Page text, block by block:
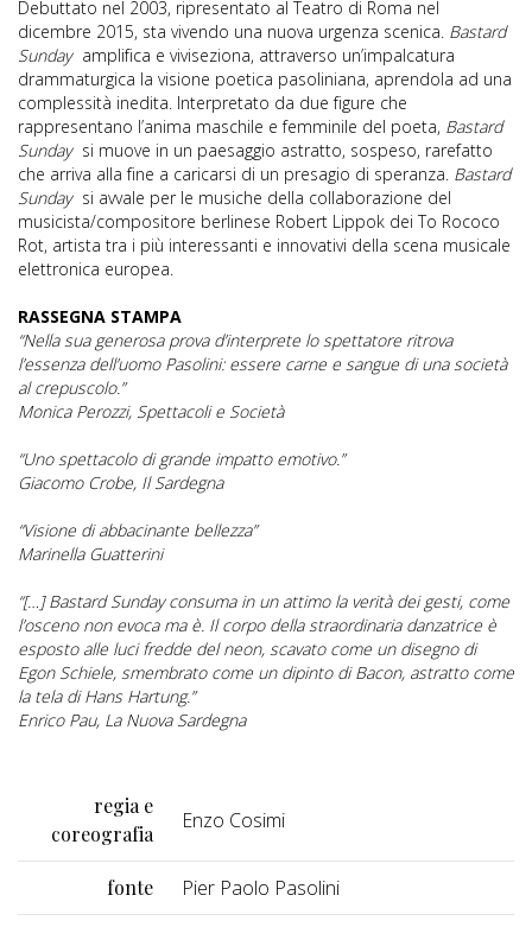
Debuttato nel 2003, ripresentato al Teatro di Roma nel
dicembre 2015, sta vivendo una nuova urgenza scenica. Bastard
Sunday amplifica e viviseziona, attraverso un’impalcatura
drammaturgica la visione poetica pasoliniana, aprendola ad una
complessità inedita. Interpretato da due figure che
rappresentano l’anima maschile e femminile del poeta, Bastard
Sunday si muove in un paesaggio astratto, sospeso, rarefatto
che arriva alla fine a caricarsi di un presagio di speranza. Bastard
Sunday si avvale per le musiche della collaborazione del
musicista/compositore berlinese Robert Lippok dei To Rococo
Rot, artista tra i più interessanti e innovativi della scena musicale
elettronica europea.
RASSEGNA STAMPA
“Nella sua generosa prova d’interprete lo spettatore ritrova
l’essenza dell’uomo Pasolini: essere carne e sangue di una società
al crepuscolo.”
Monica Perozzi, Spettacoli e Società
“Uno spettacolo di grande impatto emotivo.”
Giacomo Crobe, Il Sardegna
“Visione di abbacinante bellezza”
Marinella Guatterini
“[…] Bastard Sunday consuma in un attimo la verità dei gesti, come
l’osceno non evoca ma è. Il corpo della straordinaria danzatrice è
esposto alle luci fredde del neon, scavato come un disegno di
Egon Schiele, smembrato come un dipinto di Bacon, astratto come
la tela di Hans Hartung.”
Enrico Pau, La Nuova Sardegna
regia e
coreografia
Enzo Cosimi
fonte Pier Paolo Pasolini